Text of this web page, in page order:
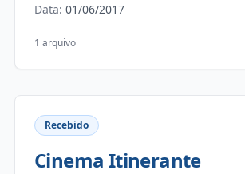
Data: 01/06/2017
1 arquivo
Recebido
Cinema Itinerante